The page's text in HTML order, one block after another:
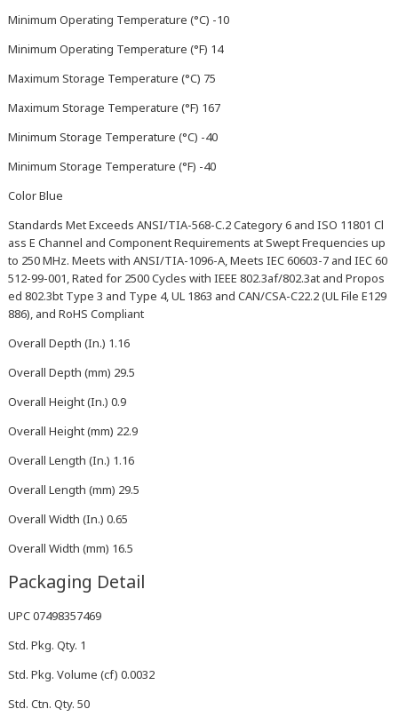
Minimum Operating Temperature (°C) -10
Minimum Operating Temperature (°F) 14
Maximum Storage Temperature (°C) 75
Maximum Storage Temperature (°F) 167
Minimum Storage Temperature (°C) -40
Minimum Storage Temperature (°F) -40
Color Blue
Standards Met Exceeds ANSI/TIA-568-C.2 Category 6 and ISO 11801 Cl
ass E Channel and Component Requirements at Swept Frequencies up
to 250 MHz. Meets with ANSI/TIA-1096-A, Meets IEC 60603-7 and IEC 60
512-99-001, Rated for 2500 Cycles with IEEE 802.3af/802.3at and Propos
ed 802.3bt Type 3 and Type 4, UL 1863 and CAN/CSA-C22.2 (UL File E129
886), and RoHS Compliant
Overall Depth (In.) 1.16
Overall Depth (mm) 29.5
Overall Height (In.) 0.9
Overall Height (mm) 22.9
Overall Length (In.) 1.16
Overall Length (mm) 29.5
Overall Width (In.) 0.65
Overall Width (mm) 16.5
Packaging Detail
UPC 07498357469
Std. Pkg. Qty. 1
Std. Pkg. Volume (cf) 0.0032
Std. Ctn. Qty. 50